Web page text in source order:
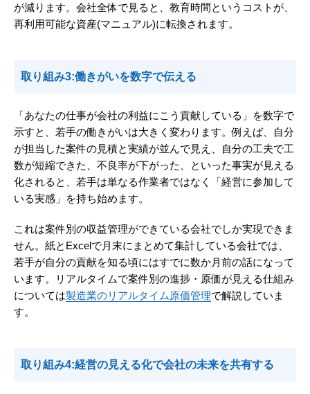
が減ります。会社全体で見ると、教育時間というコストが、
再利用可能な資産(マニュアル)に転換されます。
取り組み3:働きがいを数字で伝える
「あなたの仕事が会社の利益にこう貢献している」を数字で
示すと、若手の働きがいは大きく変わります。例えば、自分
が担当した案件の見積と実績が並んで見え、自分の工夫で工
数が短縮できた、不良率が下がった、といった事実が見える
化されると、若手は単なる作業者ではなく「経営に参加して
いる実感」を持ち始めます。
これは案件別の収益管理ができている会社でしか実現できま
せん。紙とExcelで月末にまとめて集計している会社では、
若手が自分の貢献を知る頃にはすでに数か月前の話になって
います。リアルタイムで案件別の進捗・原価が見える仕組み
については製造業のリアルタイム原価管理で解説していま
す。
取り組み4:経営の見える化で会社の未来を共有する